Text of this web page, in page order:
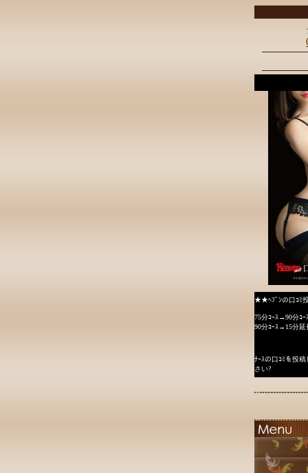
★★ﾍﾌﾞﾝの口ｺﾐ
75分ｺｰｽ→90分ｺｰ
90分ｺｰｽ→15分延
ﾅｰｽの口ｺﾐを投
さい?